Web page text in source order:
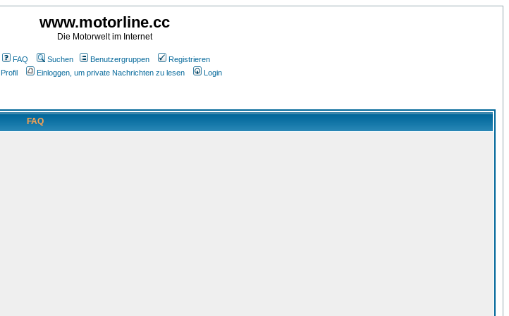
www.motorline.cc
Die Motorwelt im Internet
FAQ Suchen Benutzergruppen
Registrieren
Profil
Einloggen, um private Nachrichten zu lesen Login
FAQ